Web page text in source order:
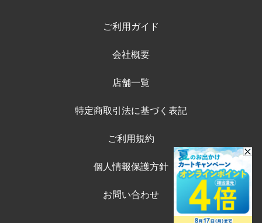
ご利用ガイド
会社概要
店舗一覧
特定商取引法に基づく表記
ご利用規約
個人情報保護方針
お問い合わせ